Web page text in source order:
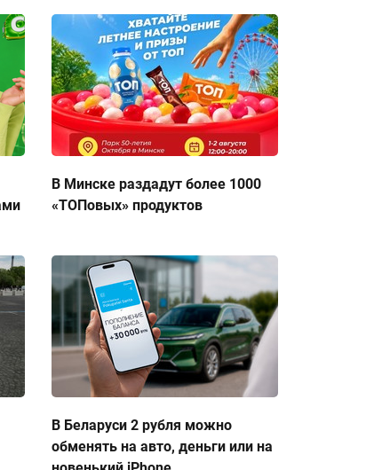
В Минске раздадут более 1000
«ТОПовых» продуктов
В Беларуси 2 рубля можно
обменять на авто, деньги или на